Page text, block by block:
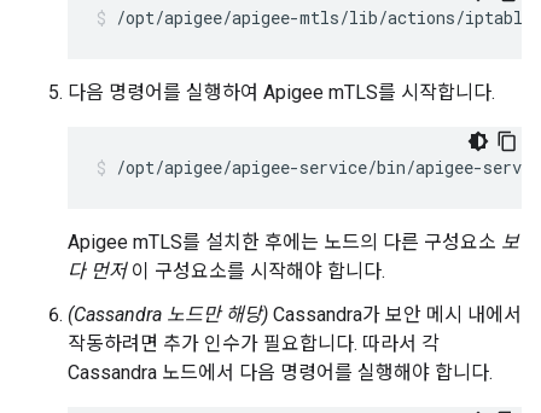
/opt/apigee/apigee-mtls/lib/actions/
다음 명령어를 실행하여 Apigee mTLS를 시작합니다.
/opt/apigee/apigee-service/bin/apigee-
Apigee mTLS를 설치한 후에는 노드의 다른 구성요소 보
다 먼저이 구성요소를 시작해야 합니다.
(Cassandra 노드만 해당) Cassandra가 보안 메시 내에서
작동하려면 추가 인수가 필요합니다. 따라서 각
Cassandra 노드에서 다음 명령어를 실행해야 합니다.